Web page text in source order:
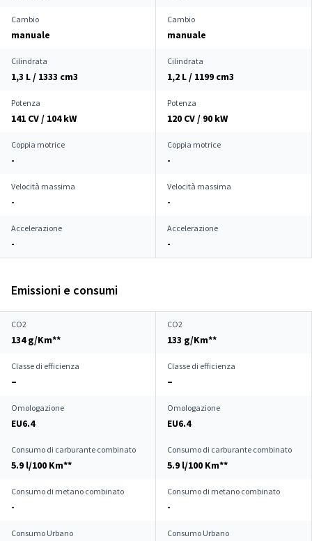
Cambio
manuale
Cambio
manuale
Cilindrata
1,3 L / 1333 cm3
Cilindrata
1,2 L / 1199 cm3
Potenza
141 CV / 104 kW
Potenza
120 CV / 90 kW
Coppia motrice
-
Coppia motrice
-
Velocità massima
-
Velocità massima
-
Accelerazione
-
Accelerazione
-
Emissioni e consumi
CO2
134 g/Km**
CO2
133 g/Km**
Classe di efficienza
–
Classe di efficienza
–
Omologazione
EU6.4
Omologazione
EU6.4
Consumo di carburante combinato
5.9 l/100 Km**
Consumo di carburante combinato
5.9 l/100 Km**
Consumo di metano combinato
-
Consumo di metano combinato
-
Consumo Urbano Consumo Urbano